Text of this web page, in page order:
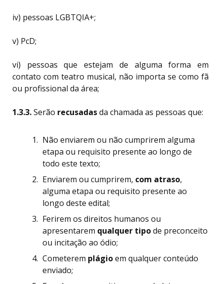
iv) pessoas LGBTQIA+;
v) PcD;
vi) pessoas que estejam de alguma forma em
contato com teatro musical, não importa se como fã
ou profissional da área;
1.3.3.Serão recusadasda chamada as pessoas que:
Não enviarem ou não cumprirem alguma
etapa ou requisito presente ao longo de
todo este texto;
Enviarem ou cumprirem, com atraso,
alguma etapa ou requisito presente ao
longo deste edital;
Ferirem os direitos humanos ou
apresentarem qualquer tipode preconceito
ou incitação ao ódio;
Cometerem plágioem qualquer conteúdo
enviado;